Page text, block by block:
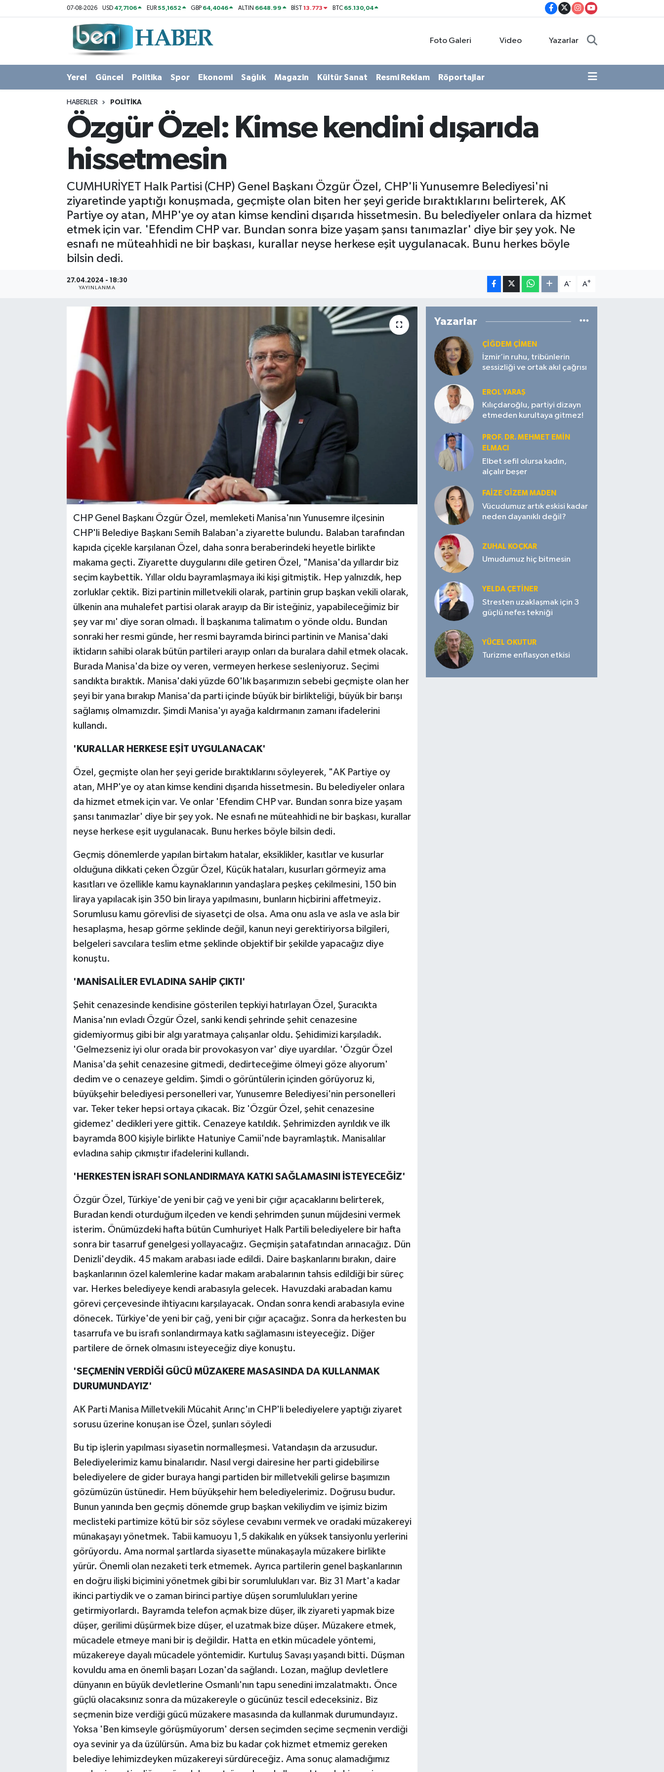
07-08-2026 USD 47,7106 EUR55,1652 GBP 64,4046 ALTIN 6648.99 BİST13.773 BTC 65.130,04
Foto Galeri Video Yazarlar
Yerel Güncel Politika Spor Ekonomi Sağlık Magazin Kültür Sanat Resmi Reklam Röportajlar
HABERLER POLITIKA
Özgür Özel: Kimse kendini dışarıda
hissetmesin
CUMHURİYET Halk Partisi (CHP) Genel Başkanı Özgür Özel, CHP'li Yunusemre Belediyesi'ni
ziyaretinde yaptığı konuşmada, geçmişte olan biten her şeyi geride bıraktıklarını belirterek, AK
Partiye oy atan, MHP'ye oy atan kimse kendini dışarıda hissetmesin. Bu belediyeler onlara da hizmet
etmek için var. 'Efendim CHP var. Bundan sonra bize yaşam şansı tanımazlar' diye bir şey yok. Ne
esnafı ne müteahhidi ne bir başkası, kurallar neyse herkese eşit uygulanacak. Bunu herkes böyle
bilsin dedi.
27.04.2024 - 18:30
YAYINLANMA
A- A+
CHP Genel Başkanı Özgür Özel, memleketi Manisa'nın Yunusemre ilçesinin
CHP'li Belediye Başkanı Semih Balaban'a ziyarette bulundu. Balaban tarafından
kapıda çiçekle karşılanan Özel, daha sonra beraberindeki heyetle birlikte
makama geçti. Ziyarette duygularını dile getiren Özel, "Manisa'da yıllardır biz
seçim kaybettik. Yıllar oldu bayramlaşmaya iki kişi gitmiştik. Hep yalnızdık, hep
zorluklar çektik. Bizi partinin milletvekili olarak, partinin grup başkan vekili olarak,
ülkenin ana muhalefet partisi olarak arayıp da Bir isteğiniz, yapabileceğimiz bir
şey var mı' diye soran olmadı. İl başkanıma talimatım o yönde oldu. Bundan
sonraki her resmi günde, her resmi bayramda birinci partinin ve Manisa'daki
iktidarın sahibi olarak bütün partileri arayıp onları da buralara dahil etmek olacak.
Burada Manisa'da bize oy veren, vermeyen herkese sesleniyoruz. Seçimi
sandıkta bıraktık. Manisa'daki yüzde 60'lık başarımızın sebebi geçmişte olan her
şeyi bir yana bırakıp Manisa'da parti içinde büyük bir birlikteliği, büyük bir barışı
sağlamış olmamızdır. Şimdi Manisa'yı ayağa kaldırmanın zamanı ifadelerini
kullandı.
'KURALLAR HERKESE EŞİT UYGULANACAK'
Özel, geçmişte olan her şeyi geride bıraktıklarını söyleyerek, "AK Partiye oy
atan, MHP'ye oy atan kimse kendini dışarıda hissetmesin. Bu belediyeler onlara
da hizmet etmek için var. Ve onlar 'Efendim CHP var. Bundan sonra bize yaşam
şansı tanımazlar' diye bir şey yok. Ne esnafı ne müteahhidi ne bir başkası, kurallar
neyse herkese eşit uygulanacak. Bunu herkes böyle bilsin dedi.
Geçmiş dönemlerde yapılan birtakım hatalar, eksiklikler, kasıtlar ve kusurlar
olduğuna dikkati çeken Özgür Özel, Küçük hataları, kusurları görmeyiz ama
kasıtları ve özellikle kamu kaynaklarının yandaşlara peşkeş çekilmesini, 150 bin
liraya yapılacak işin 350 bin liraya yapılmasını, bunların hiçbirini affetmeyiz.
Sorumlusu kamu görevlisi de siyasetçi de olsa. Ama onu asla ve asla ve asla bir
hesaplaşma, hesap görme şeklinde değil, kanun neyi gerektiriyorsa bilgileri,
belgeleri savcılara teslim etme şeklinde objektif bir şekilde yapacağız diye
konuştu.
'MANİSALİLER EVLADINA SAHİP ÇIKTI'
Şehit cenazesinde kendisine gösterilen tepkiyi hatırlayan Özel, Şuracıkta
Manisa'nın evladı Özgür Özel, sanki kendi şehrinde şehit cenazesine
gidemiyormuş gibi bir algı yaratmaya çalışanlar oldu. Şehidimizi karşıladık.
'Gelmezseniz iyi olur orada bir provokasyon var' diye uyardılar. 'Özgür Özel
Manisa'da şehit cenazesine gitmedi, dedirteceğime ölmeyi göze alıyorum'
dedim ve o cenazeye geldim. Şimdi o görüntülerin içinden görüyoruz ki,
büyükşehir belediyesi personelleri var, Yunusemre Belediyesi'nin personelleri
var. Teker teker hepsi ortaya çıkacak. Biz 'Özgür Özel, şehit cenazesine
gidemez' dedikleri yere gittik. Cenazeye katıldık. Şehrimizden ayrıldık ve ilk
bayramda 800 kişiyle birlikte Hatuniye Camii'nde bayramlaştık. Manisalılar
evladına sahip çıkmıştır ifadelerini kullandı.
'HERKESTEN İSRAFI SONLANDIRMAYA KATKI SAĞLAMASINI İSTEYECEĞİZ'
Özgür Özel, Türkiye'de yeni bir çağ ve yeni bir çığır açacaklarını belirterek,
Buradan kendi oturduğum ilçeden ve kendi şehrimden şunun müjdesini vermek
isterim. Önümüzdeki hafta bütün Cumhuriyet Halk Partili belediyelere bir hafta
sonra bir tasarruf genelgesi yollayacağız. Geçmişin şatafatından arınacağız. Dün
Denizli'deydik. 45 makam arabası iade edildi. Daire başkanlarını bırakın, daire
başkanlarının özel kalemlerine kadar makam arabalarının tahsis edildiği bir süreç
var. Herkes belediyeye kendi arabasıyla gelecek. Havuzdaki arabadan kamu
görevi çerçevesinde ihtiyacını karşılayacak. Ondan sonra kendi arabasıyla evine
dönecek. Türkiye'de yeni bir çağ, yeni bir çığır açacağız. Sonra da herkesten bu
tasarrufa ve bu israfı sonlandırmaya katkı sağlamasını isteyeceğiz. Diğer
partilere de örnek olmasını isteyeceğiz diye konuştu.
'SEÇMENİN VERDİĞİ GÜCÜ MÜZAKERE MASASINDA DA KULLANMAK
DURUMUNDAYIZ'
AK Parti Manisa Milletvekili Mücahit Arınç'ın CHP'li belediyelere yaptığı ziyaret
sorusu üzerine konuşan ise Özel, şunları söyledi
Bu tip işlerin yapılması siyasetin normalleşmesi. Vatandaşın da arzusudur.
Belediyelerimiz kamu binalarıdır. Nasıl vergi dairesine her parti gidebilirse
belediyelere de gider buraya hangi partiden bir milletvekili gelirse başımızın
gözümüzün üstünedir. Hem büyükşehir hem belediyelerimiz. Doğrusu budur.
Bunun yanında ben geçmiş dönemde grup başkan vekiliydim ve işimiz bizim
meclisteki partimize kötü bir söz söylese cevabını vermek ve oradaki müzakereyi
münakaşayı yönetmek. Tabii kamuoyu 1,5 dakikalık en yüksek tansiyonlu yerlerini
görüyordu. Ama normal şartlarda siyasette münakaşayla müzakere birlikte
yürür. Önemli olan nezaketi terk etmemek. Ayrıca partilerin genel başkanlarının
en doğru ilişki biçimini yönetmek gibi bir sorumlulukları var. Biz 31 Mart'a kadar
ikinci partiydik ve o zaman birinci partiye düşen sorumlulukları yerine
getirmiyorlardı. Bayramda telefon açmak bize düşer, ilk ziyareti yapmak bize
düşer, gerilimi düşürmek bize düşer, el uzatmak bize düşer. Müzakere etmek,
mücadele etmeye mani bir iş değildir. Hatta en etkin mücadele yöntemi,
müzakereye dayalı mücadele yöntemidir. Kurtuluş Savaşı yaşandı bitti. Düşman
kovuldu ama en önemli başarı Lozan'da sağlandı. Lozan, mağlup devletlere
dünyanın en büyük devletlerine Osmanlı'nın tapu senedini imzalatmaktı. Önce
güçlü olacaksınız sonra da müzakereyle o gücünüz tescil edeceksiniz. Biz
seçmenin bize verdiği gücü müzakere masasında da kullanmak durumundayız.
Yoksa 'Ben kimseyle görüşmüyorum' dersen seçimden seçime seçmenin verdiği
oya sevinir ya da üzülürsün. Ama biz bu kadar çok hizmet etmemiz gereken
belediye lehimizdeyken müzakereyi sürdüreceğiz. Ama sonuç alamadığımız
Yazarlar
ÇIĞDEM ÇIMEN
İzmir’in ruhu, tribünlerin
sessizliği ve ortak akıl çağrısı
EROL YARAŞ
Kılıçdaroğlu, partiyi dizayn
etmeden kurultaya gitmez!
PROF. DR. MEHMET EMIN
ELMACI
Elbet sefil olursa kadın,
alçalır beşer
FAIZE GIZEM MADEN
Vücudumuz artık eskisi kadar
neden dayanıklı değil?
ZUHAL KOÇKAR
Umudumuz hiç bitmesin
YELDA ÇETİNER
Stresten uzaklaşmak için 3
güçlü nefes tekniği
YÜCEL OKUTUR
Turizme enflasyon etkisi
Politika
Kültür Sanat
Röportajlar
Hava Durumu
Süper Lig Puan Durumu ve Fikstür
Tüm Manşetler
Son Dakika Haberleri
Haber Arşivi